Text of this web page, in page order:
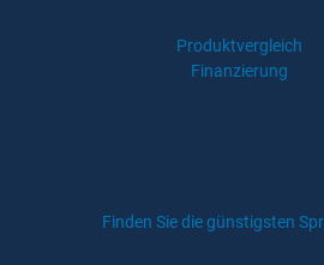
Produktvergleich
Finanzierung
Finden Sie die günstigsten